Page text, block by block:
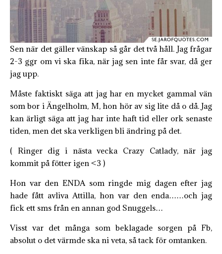
Sen när det gäller vänskap så går det två håll. Jag frågar
2-3 ggr om vi ska fika, när jag sen inte får svar, då ger
jag upp.
Måste faktiskt säga att jag har en mycket gammal vän
som bor i Ängelholm, M, hon hör av sig lite då o då. Jag
kan ärligt säga att jag har inte haft tid eller ork senaste
tiden, men det ska verkligen bli ändring på det.
( Ringer dig i nästa vecka Crazy Catlady, när jag
kommit på fötter igen <3 )
Hon var den ENDA som ringde mig dagen efter jag
hade fått avliva Attilla, hon var den enda……och jag
fick ett sms från en annan god Snuggels…
Visst var det många som beklagade sorgen på Fb,
absolut o det värmde ska ni veta, så tack för omtanken.